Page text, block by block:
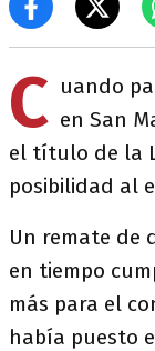
C uando
en San
el título de la
posibilidad al
Un remate de
en tiempo
más para el
había puesto